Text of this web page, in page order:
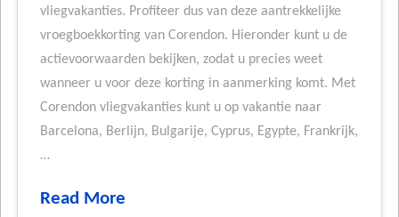
vliegvakanties. Profiteer dus van deze aantrekkelijke
vroegboekkorting van Corendon. Hieronder kunt u de
actievoorwaarden bekijken, zodat u precies weet
wanneer u voor deze korting in aanmerking komt. Met
Corendon vliegvakanties kunt u op vakantie naar
Barcelona, Berlijn, Bulgarije, Cyprus, Egypte, Frankrijk,
…
Read More